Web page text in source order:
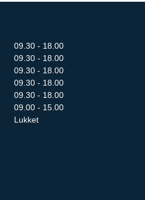
09.30 - 18.00
09.30 - 18.00
09.30 - 18.00
09.30 - 18.00
09.30 - 18.00
09.00 - 15.00
Lukket